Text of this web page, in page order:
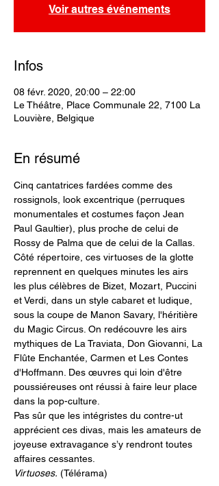
Voir autres événements
Infos
08 févr. 2020, 20:00 – 22:00
Le Théâtre, Place Communale 22, 7100 La
Louvière, Belgique
En résumé
Cinq cantatrices fardées comme des
rossignols, look excentrique (perruques
monumentales et costumes façon Jean
Paul Gaultier), plus proche de celui de
Rossy de Palma que de celui de la Callas.
Côté répertoire, ces virtuoses de la glotte
reprennent en quelques minutes les airs
les plus célèbres de Bizet, Mozart, Puccini
et Verdi, dans un style cabaret et ludique,
sous la coupe de Manon Savary, l'héritière
du Magic Circus. On redécouvre les airs
mythiques de La Traviata, Don Giovanni, La
Flûte Enchantée, Carmen et Les Contes
d'Hoffmann. Des œuvres qui loin d'être
poussiéreuses ont réussi à faire leur place
dans la pop-culture.
Pas sûr que les intégristes du contre-ut
apprécient ces divas, mais les amateurs de
joyeuse extravagance s’y rendront toutes
affaires cessantes.
Virtuoses. (Télérama)